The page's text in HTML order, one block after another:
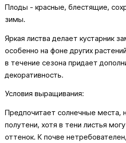
Плоды - красные, блестящие,
зимы.
Яркая листва делает кустарник
особенно на фоне других
в течение сезона придает
декоративность.
Условия выращивания:
Предпочитает солнечные места,
полутени, хотя в тени листья
оттенок. К почве